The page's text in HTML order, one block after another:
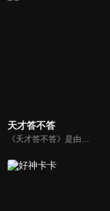
天才答不答
《天才答不答》是由吳宗憲和吳怡霈共同主持的益智節目。節目設立高額的獎金來考驗藝人們真實的人性，同時將題目立體化，讓你身歷其境去冒險答題。更有哪些出乎意料的處罰，讓藝人羞愧的不想再答錯！一個最接近「人性」與「真實」的益智節目，現在就讓吳宗憲帶你輕鬆玩轉知識。